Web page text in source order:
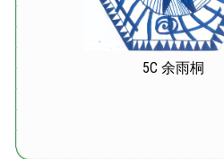
5C 余雨桐